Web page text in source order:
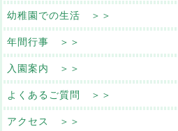
幼稚園での生活 ＞＞
年間行事 ＞＞
入園案内 ＞＞
よくあるご質問 ＞＞
アクセス ＞＞